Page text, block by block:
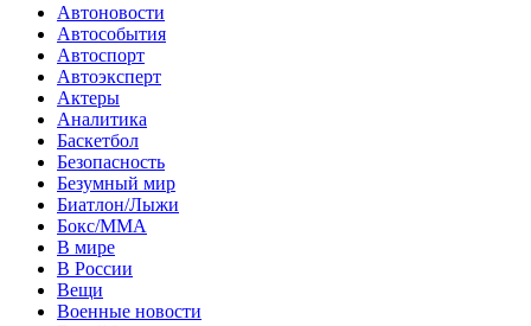
Автоновости
Автособытия
Автоспорт
Автоэксперт
Актеры
Аналитика
Баскетбол
Безопасность
Безумный мир
Биатлон/Лыжи
Бокс/MMA
В мире
В России
Вещи
Военные новости